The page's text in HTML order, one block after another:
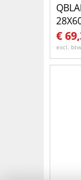
€
excl. btw